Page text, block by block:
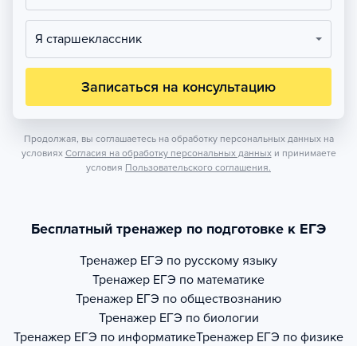
Я старшеклассник
Записаться на консультацию
Продолжая, вы соглашаетесь на обработку персональных данных на
условиях Согласия на обработку персональных данных и принимаете
условия Пользовательского соглашения.
Бесплатный тренажер по подготовке к ЕГЭ
Тренажер ЕГЭ по русскому языку
Тренажер ЕГЭ по математике
Тренажер ЕГЭ по обществознанию
Тренажер ЕГЭ по биологии
Тренажер ЕГЭ по информатикеТренажер ЕГЭ по физике